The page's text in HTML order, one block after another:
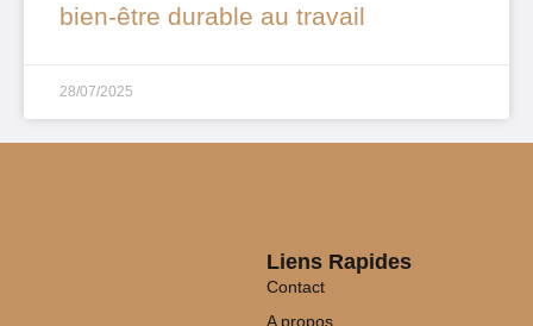
bien-être durable au travail
28/07/2025
Liens Rapides
Contact
A propos